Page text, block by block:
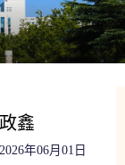
鑫
年06月01日